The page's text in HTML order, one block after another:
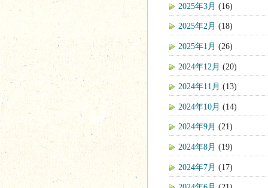
2025年3月 (16)
2025年2月 (18)
2025年1月 (26)
2024年12月 (20)
2024年11月 (13)
2024年10月 (14)
2024年9月 (21)
2024年8月 (19)
2024年7月 (17)